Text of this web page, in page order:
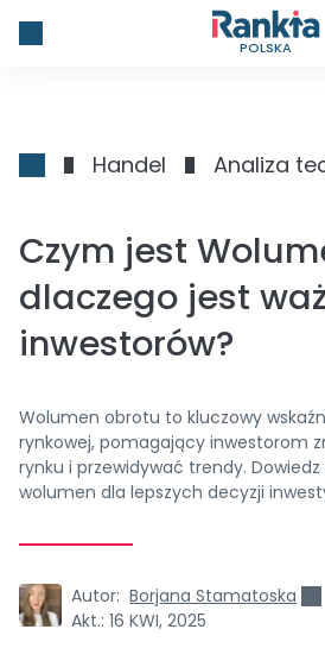
POLSKA
Handel Analiza
Czym jest
dlaczego jest
inwestorów?
Wolumen obrotu to kluczowy
rynkowej, pomagający inwestorom
rynku i przewidywać trendy.
wolumen dla lepszych decyzji
Autor: Borjana Stamatoska
Akt.: 16 KWI, 2025